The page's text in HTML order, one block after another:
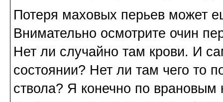
Потеря маховых перьев может
Внимательно осмотрите очин
Нет ли случайно там крови. И
состоянии? Нет ли там чего то
ствола? Я конечно по